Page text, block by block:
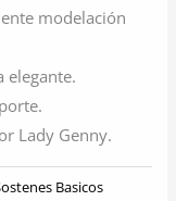
modelación
elegante.
Lady Genny.
Basicos